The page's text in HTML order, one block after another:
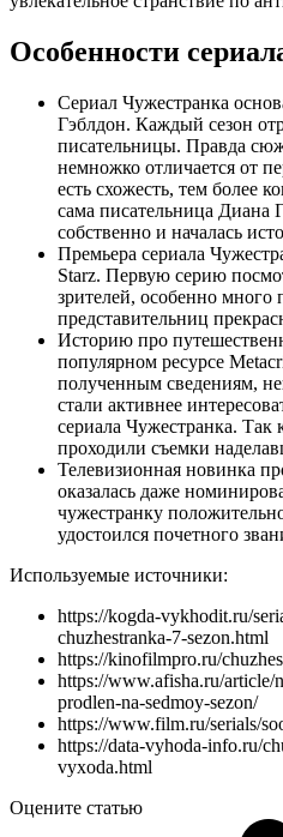
Особенности
Сериал Чужестранка
Гэблдон. Каждый сезон
писательницы. Правда
немножко отличается от
есть схожесть, тем более
сама писательница Диана
собственно и началась
Премьера сериала
Starz. Первую серию
зрителей, особенно
представительниц
Историю про
популярном ресурсе
полученным сведениям,
стали активнее
сериала Чужестранка.
проходили съемки
Телевизионная новинка
оказалась даже
чужестранку
удостоился почетного
Используемые источники:
https://kogda-vykhodit.ru/
chuzhestranka-7-sezon.html
https://kinofilmpro.ru/
https://www.afisha.ru/article/
prodlen-na-sedmoy-sezon/
https://www.film.ru/serials/
https://data-vyhoda-info.ru/
vyxoda.html
Оцените статью